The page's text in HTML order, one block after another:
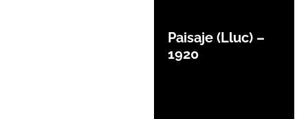
Paisaje (Lluc) –
1920